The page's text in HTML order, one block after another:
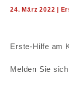
24. März 2022 |
Erste-Hilfe am
Melden Sie